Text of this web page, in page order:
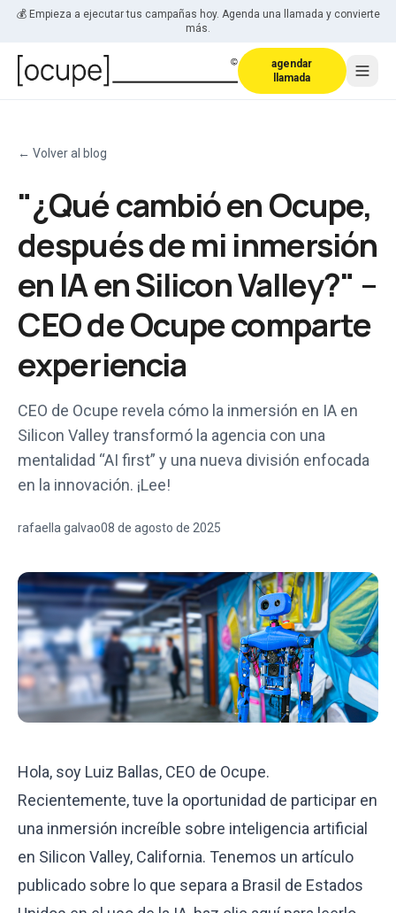
Saltar al contenido
💰 Empieza a ejecutar tus campañas hoy. Agenda una llamada y convierte
más.
agendar
llamada
← Volver al blog
"¿Qué cambió en Ocupe,
después de mi inmersión
en IA en Silicon Valley?" –
CEO de Ocupe comparte
experiencia
CEO de Ocupe revela cómo la inmersión en IA en
Silicon Valley transformó la agencia con una
mentalidad “AI first” y una nueva división enfocada
en la innovación. ¡Lee!
rafaella galvao08 de agosto de 2025
Hola, soy Luiz Ballas, CEO de Ocupe.
Recientemente, tuve la oportunidad de participar en
una inmersión increíble sobre inteligencia artificial
en Silicon Valley, California. Tenemos un artículo
publicado sobre lo que separa a Brasil de Estados